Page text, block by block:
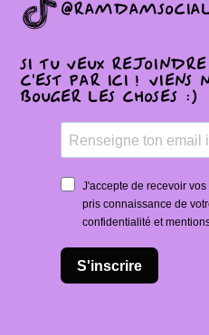
Si tu veux
c'est par ici ! Viens
bouger les choses :)